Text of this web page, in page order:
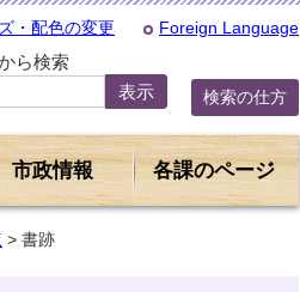
・配色の変更 Foreign Language
ら検索
検索の仕方
市政情報 各課のページ
> 書跡